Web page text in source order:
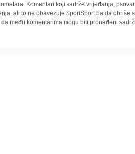
Komentari koji sadrže vrijeđanja,
ali to ne obavezuje SportSport.ba da obriše
među komentarima mogu biti pronađeni